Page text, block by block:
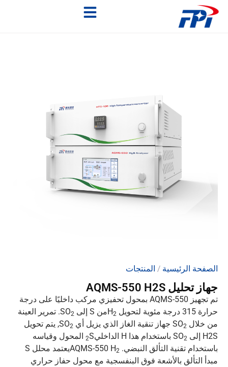
الصفحة الرئيسية / المنتجات
جهاز تحليل AQMS-550 H2S
تم تجهيز AQMS-550 بمحول تحفيزي مركب داخليًا على درجة
حرارة 315 درجة مئوية لتحويل H
2 من S إلى SO 2
. تمرير العينة
من خلال SO 2 جهاز تنقية الغاز الذي يزيل أي SO 2
, يتم تحويل
H2S إلى SO
2 باستخدام هذا H الداخلي 2 S المحول وقياسه
باستخدام تقنية التألق النبضي. AQMS-550 H 2
يعتمد محلل S
مبدأ التألق بالأشعة فوق البنفسجية مع محول حفاز حراري